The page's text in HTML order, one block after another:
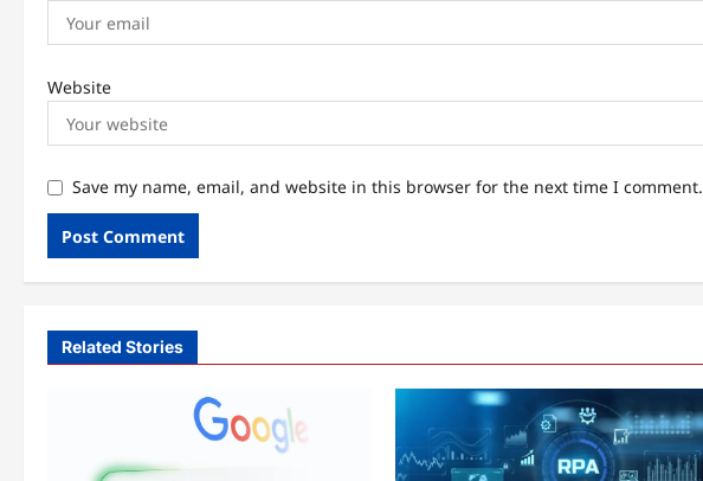
Website
Save my name, email, and website in this browser for the next time I comment.
Related Stories